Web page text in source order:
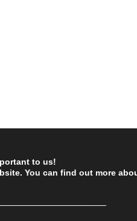
to us!
You can find out more